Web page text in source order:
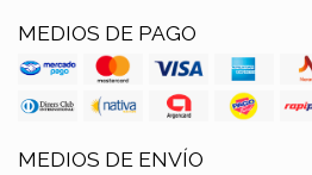
MEDIOS DE PAGO
MEDIOS DE ENVÍO